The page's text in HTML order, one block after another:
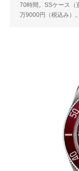
70時間。SSケース（
万9000円（税込み）。